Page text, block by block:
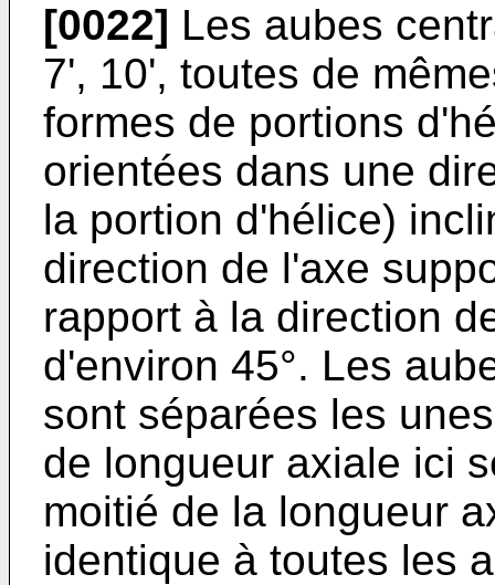
[0022] Les aubes
7', 10', toutes de
formes de portions
orientées dans une
la portion d'hélice)
direction de l'axe
rapport à la direction
d'environ 45°. Les
sont séparées les
de longueur axiale ici
moitié de la longueur
identique à toutes les